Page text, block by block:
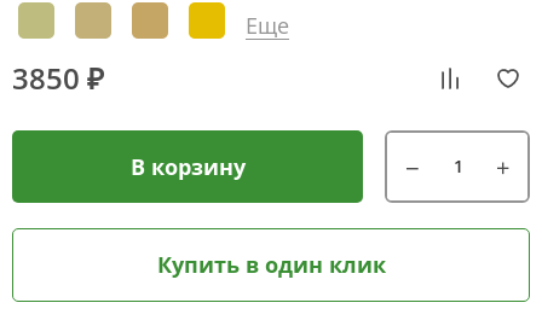
Еще
3850 ₽
В корзину
Купить в один клик